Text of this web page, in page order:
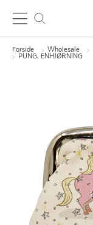
Forside Wholesale
PUNG, ENHJØRNING